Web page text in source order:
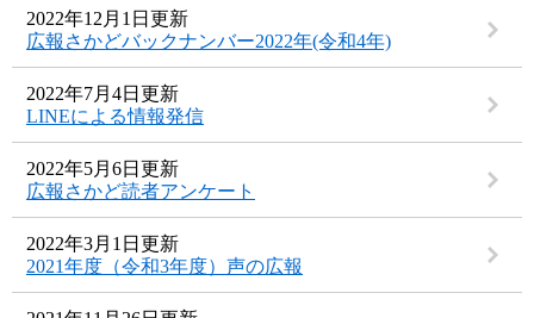
2022年12月1日更新
広報さかどバックナンバー2022年(令和4年)
2022年7月4日更新
LINEによる情報発信
2022年5月6日更新
広報さかど読者アンケート
2022年3月1日更新
2021年度（令和3年度）声の広報